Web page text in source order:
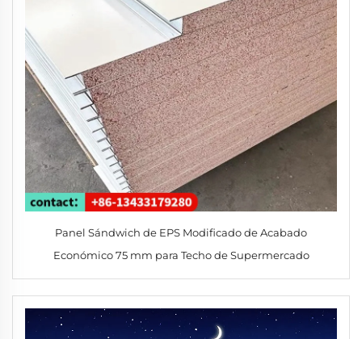
Panel Sándwich de EPS Modificado de Acabado
Económico 75 mm para Techo de Supermercado